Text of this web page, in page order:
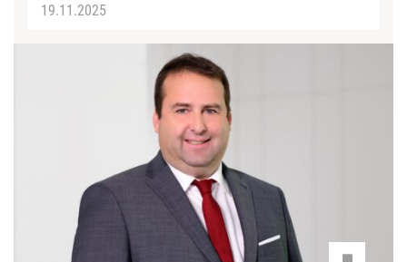
19.11.2025